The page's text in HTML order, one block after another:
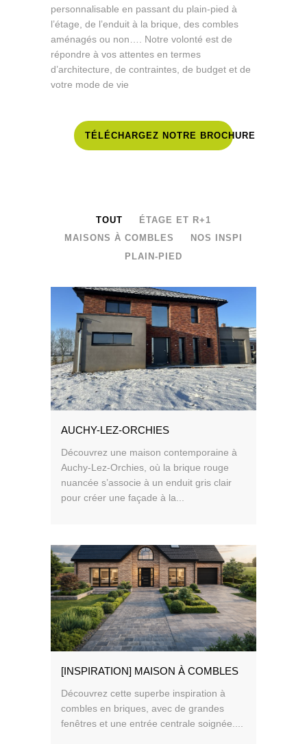
personnalisable en passant du plain-pied à
l’étage, de l’enduit à la brique, des combles
aménagés ou non…. Notre volonté est de
répondre à vos attentes en termes
d’architecture, de contraintes, de budget et de
votre mode de vie
TÉLÉCHARGEZ NOTRE BROCHURE
TOUT
ÉTAGE ET R+1
MAISONS À COMBLES
NOS INSPI
PLAIN-PIED
AUCHY-LEZ-ORCHIES
Découvrez une maison contemporaine à
Auchy-Lez-Orchies, où la brique rouge
nuancée s’associe à un enduit gris clair
pour créer une façade à la...
[INSPIRATION] MAISON À COMBLES
Découvrez cette superbe inspiration à
combles en briques, avec de grandes
fenêtres et une entrée centrale soignée....